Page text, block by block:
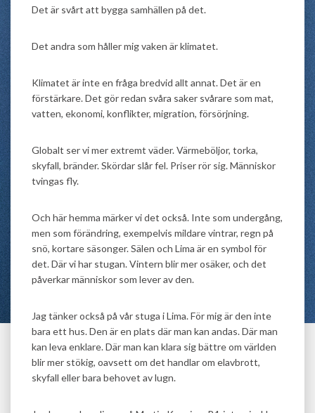
Det är svårt att bygga samhällen på det.
Det andra som håller mig vaken är klimatet.
Klimatet är inte en fråga bredvid allt annat. Det är en
förstärkare. Det gör redan svåra saker svårare som mat,
vatten, ekonomi, konflikter, migration, försörjning.
Globalt ser vi mer extremt väder. Värmeböljor, torka,
skyfall, bränder. Skördar slår fel. Priser rör sig. Människor
tvingas fly.
Och här hemma märker vi det också. Inte som undergång,
men som förändring, exempelvis mildare vintrar, regn på
snö, kortare säsonger. Sälen och Lima är en symbol för
det. Där vi har stugan. Vintern blir mer osäker, och det
påverkar människor som lever av den.
Jag tänker också på vår stuga i Lima. För mig är den inte
bara ett hus. Den är en plats där man kan andas. Där man
kan leva enklare. Där man kan klara sig bättre om världen
blir mer stökig, oavsett om det handlar om elavbrott,
skyfall eller bara behovet av lugn.